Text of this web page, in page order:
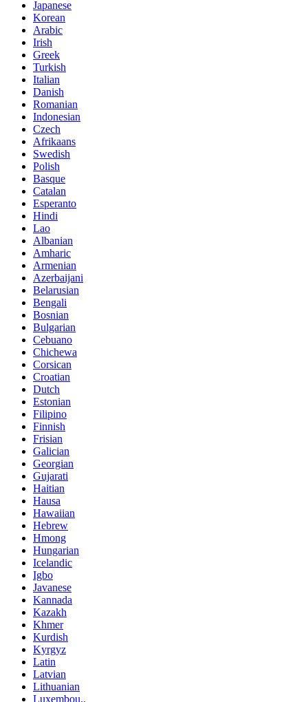
Japanese
Korean
Arabic
Irish
Greek
Turkish
Italian
Danish
Romanian
Indonesian
Czech
Afrikaans
Swedish
Polish
Basque
Catalan
Esperanto
Hindi
Lao
Albanian
Amharic
Armenian
Azerbaijani
Belarusian
Bengali
Bosnian
Bulgarian
Cebuano
Chichewa
Corsican
Croatian
Dutch
Estonian
Filipino
Finnish
Frisian
Galician
Georgian
Gujarati
Haitian
Hausa
Hawaiian
Hebrew
Hmong
Hungarian
Icelandic
Igbo
Javanese
Kannada
Kazakh
Khmer
Kurdish
Kyrgyz
Latin
Latvian
Lithuanian
Luxembou..